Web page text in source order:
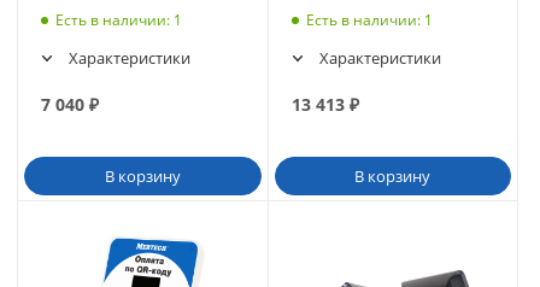
Есть в наличии: 1
Характеристики
7 040 ₽
В корзину
Есть в наличии: 1
Характеристики
13 413₽
В корзину